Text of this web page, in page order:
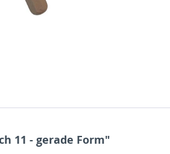
11 - gerade Form"